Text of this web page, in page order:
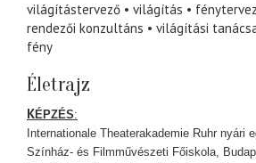
világítástervező világítás
rendezői konzultáns
világítási
fény
Életrajz
KÉPZÉS:
Internationale Theaterakademie Ruhr nyári
Színház- és Filmművészeti Főiskola,